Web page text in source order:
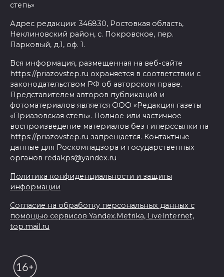
степь»
Адрес редакции: 346830, Ростовкая область,
Неклиновский район, с. Покровское, пер.
Парковый, д.1, оф. 1.
Вся информация, размещенная на веб-сайте
https://priazovstep.ru охраняется в соответствии с
законодательством РФ об авторском праве.
Представителем авторов публикаций и
фотоматериалов является ООО «Редакция газеты
«Приазовская степь». Полное или частичное
воспроизведение материалов без гиперссылки на
https://priazovstep.ru запрещается. Контактные
данные для Роскомнадзора и государственных
органов redakps@yandex.ru
Политика конфиденциальности и защиты
информации
Согласие на обработку персональных данных с
помощью сервисов Yandex.Metrika, LiveInternet,
top.mail.ru